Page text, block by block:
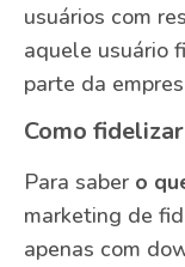
usuários com
aquele usuário
parte da
Como
Para saber o
marketing de
apenas com